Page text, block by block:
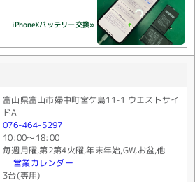
iPhoneXバッテリー交換»
富山県富山市婦中町宮ケ島11-1 ウエストサイ
ドA
076-464-5297
10:00〜18:00
毎週月曜,第2第4火曜,年末年始,GW,お盆,他
営業カレンダー
3台(専用)